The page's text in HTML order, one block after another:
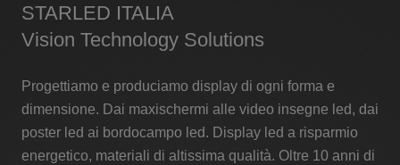
STARLED ITALIA
Vision Technology Solutions
Progettiamo e produciamo display di ogni forma e
dimensione. Dai maxischermi alle video insegne led, dai
poster led ai bordocampo led. Display led a risparmio
energetico, materiali di altissima qualità. Oltre 10 anni di